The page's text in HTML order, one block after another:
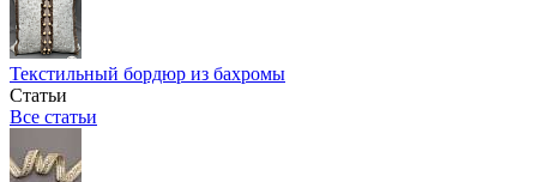
Текстильный бордюр из бахромы
Статьи
Все статьи